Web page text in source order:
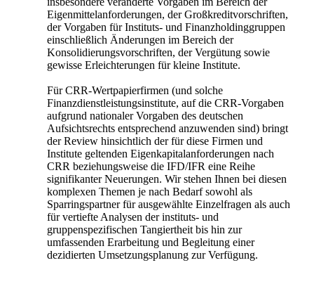
Eigenmittelanforderungen, der Großkreditvorschriften,
der Vorgaben für Instituts- und Finanzholdinggruppen
einschließlich Änderungen im Bereich der
Konsolidierungsvorschriften, der Vergütung sowie
gewisse Erleichterungen für kleine Institute.
Für CRR-Wertpapierfirmen (und solche
Finanzdienstleistungsinstitute, auf die CRR-Vorgaben
aufgrund nationaler Vorgaben des deutschen
Aufsichtsrechts entsprechend anzuwenden sind) bringt
der Review hinsichtlich der für diese Firmen und
Institute geltenden Eigenkapitalanforderungen nach
CRR beziehungsweise die IFD/IFR eine Reihe
signifikanter Neuerungen. Wir stehen Ihnen bei diesen
komplexen Themen je nach Bedarf sowohl als
Sparringspartner für ausgewählte Einzelfragen als auch
für vertiefte Analysen der instituts- und
gruppenspezifischen Tangiertheit bis hin zur
umfassenden Erarbeitung und Begleitung einer
dezidierten Umsetzungsplanung zur Verfügung.